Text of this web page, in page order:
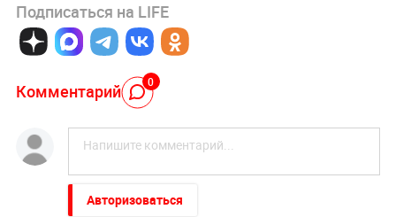
Подписаться на LIFE
Комментарий 0
Авторизоваться